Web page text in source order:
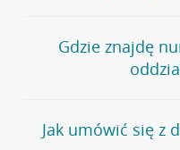
Jeśli szukasz oddziału
stronęPlacówki i
wygodna wyszukiwarka.
oddziałów
Gdzie znajdę
Bank Credit Agricole nie
telefonu do placówki
Jak umówić się z